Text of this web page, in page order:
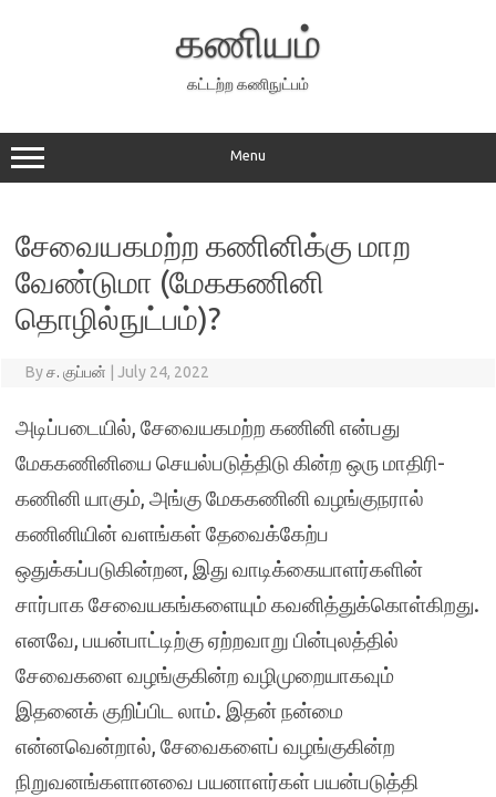
கணியம்
கட்டற்ற கணிநுட்பம்
Menu
சேவையகமற்ற கணினிக்கு மாற
வேண்டுமா (மேககணினி
தொழில்நுட்பம்)?
Byச. குப்பன் July 24, 2022
அடிப்படையில், சேவையகமற்ற கணினி என்பது
மேககணினியை செயல்படுத்திடு கின்ற ஒரு மாதிரி-
கணினி யாகும், அங்கு மேககணினி வழங்குநரால்
கணினியின் வளங்கள் தேவைக்கேற்ப
ஒதுக்கப்படுகின்றன, இது வாடிக்கையாளர்களின்
சார்பாக சேவையகங்களையும் கவனித்துக்கொள்கிறது.
எனவே, பயன்பாட்டிற்கு ஏற்றவாறு பின்புலத்தில்
சேவைகளை வழங்குகின்ற வழிமுறையாகவும்
இதனைக் குறிப்பிட லாம். இதன் நன்மை
என்னவென்றால், சேவைகளைப் வழங்குகின்ற
நிறுவனங்களானவை பயனாளர்கள் பயன்படுத்தி